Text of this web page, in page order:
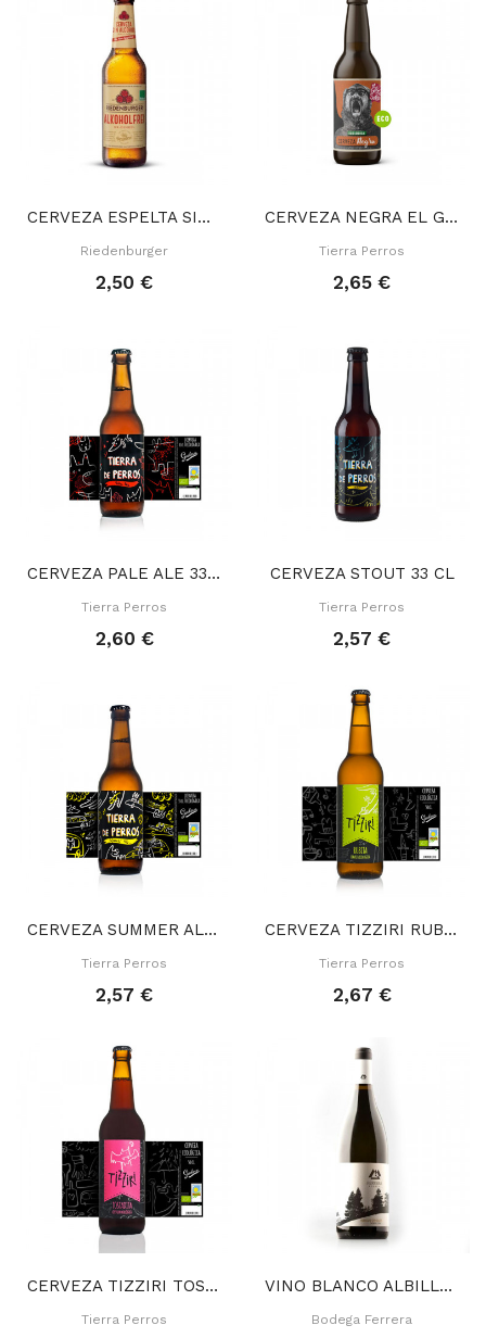
CERVEZA ESPELTA SIN ALCOHOL 33 CL
Riedenburger
2,50 €
CERVEZA NEGRA EL GRITO SORDO 33 CL
Tierra Perros
2,65 €
CERVEZA PALE ALE 33 CL
Tierra Perros
2,60 €
CERVEZA STOUT 33 CL
Tierra Perros
2,57 €
CERVEZA SUMMER ALE 33 CL
Tierra Perros
2,57 €
CERVEZA TIZZIRI RUBITA 33 CL
Tierra Perros
2,67 €
CERVEZA TIZZIRI TOSTADITA 50 CL
Tierra Perros
VINO BLANCO ALBILLO CRIOLLO 75 CL
Bodega Ferrera